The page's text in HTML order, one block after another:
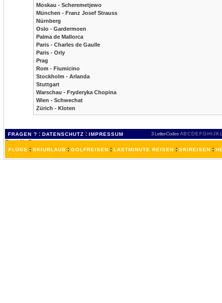
Moskau - Scheremetjewo
München - Franz Josef Strauss
Nürnberg
Oslo - Gardermoen
Palma de Mallorca
Paris - Charles de Gaulle
Paris - Orly
Prag
Rom - Fiumicino
Stockholm - Arlanda
Stuttgart
Warschau - Fryderyka Chopina
Wien - Schwechat
Zürich - Kloten
FRAGEN ? : DATENSCHUTZ : IMPRESSUM 3 Letter-Codes ABCDEFGH IJKL
FLÜGE : SKIURLAUB : GOLFREISEN : LASTMINUTE REISEN : SKIREISEN :